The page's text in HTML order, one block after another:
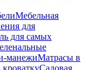
Мебельная
для
для самых
манежиМатрасы в
Садовая